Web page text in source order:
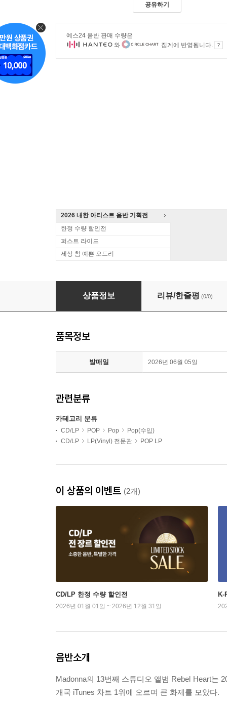
공유하기
예스24 음반 판매 수량은
와
집계에 반영됩니다.
2026 내한 아티스트 음반 기획전
한정 수량 할인전
퍼스트 라이드
세상 참 예쁜 오드리
Madonna (마돈나) - 13집 Rebel Heart [2LP]
상품정보 리뷰/한줄평 (0/0)
품목정보
발매일 2026년 06월 05일
관련분류
카테고리 분류
CD/LP POP Pop
Pop(수입)
CD/LP
LP(Vinyl) 전문관 POP LP
이 상품의 이벤트 (2개)
CD/LP 한정 수량 할인전
2026년 01월 01일 ~ 2026년 12월 31일
K-
음반소개
Madonna의 13번째 스튜디오 앨범 Rebel Heart는
개국 iTunes 차트 1위에 오르며 큰 화제를 모았다.